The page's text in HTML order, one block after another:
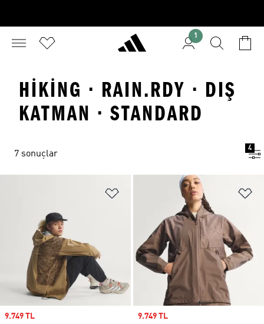
1
HIKING · RAIN.RDY · DIŞ
KATMAN · STANDARD
7 sonuçlar
4
Favori Listesine Ekle
Sale price
9.749 TL Sale price
9.749 TL